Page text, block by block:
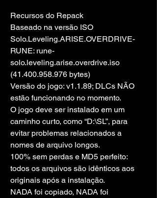
Recursos do Repack
Baseado na versão ISO
Solo.Leveling.ARISE.OVERDRIVE-
RUNE: rune-
solo.leveling.arise.overdrive.iso
(41.400.958.976 bytes)
Versão do jogo: v1.1.89; DLCs NÃO
estão funcionando no momento.
O jogo deve ser instalado em um
caminho curto, como “D:\SL”, para
evitar problemas relacionados a
nomes de arquivo longos.
100% sem perdas e MD5 perfeito:
todos os arquivos são idênticos aos
originais após a instalação.
NADA foi copiado, NADA foi